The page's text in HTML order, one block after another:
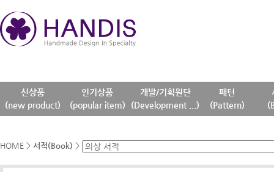
신상품
(new product)
인기상품
(popular item)
개발/기획원단
(Development ...)
패턴
(Pattern)
HOME > 서적(Book) >